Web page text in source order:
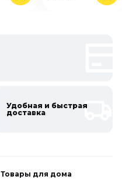
Удобная и быстрая
доставка
Товары для дома